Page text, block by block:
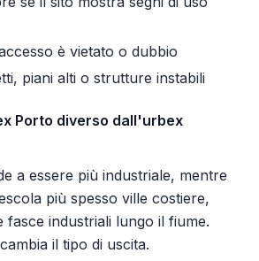
è vietato o dubbio
piani alti o strutture instabili
Porto diverso dall'urbex
a essere più industriale, mentre
più spesso ville costiere,
fasce industriali lungo il fiume.
il tipo di uscita.